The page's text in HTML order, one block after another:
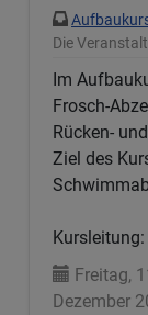
Die
Im
Frosch-
Rücken-
Ziel des
Freitag,
Dezember